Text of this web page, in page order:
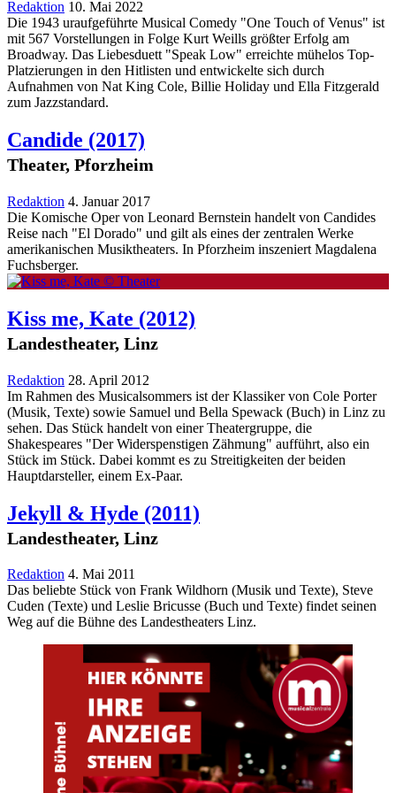
Redaktion 10. Mai 2022
Die 1943 uraufgeführte Musical Comedy "One Touch of Venus" ist
mit 567 Vorstellungen in Folge Kurt Weills größter Erfolg am
Broadway. Das Liebesduett "Speak Low" erreichte mühelos Top-
Platzierungen in den Hitlisten und entwickelte sich durch
Aufnahmen von Nat King Cole, Billie Holiday und Ella Fitzgerald
zum Jazzstandard.
Candide (2017)
Theater, Pforzheim
Redaktion 4. Januar 2017
Die Komische Oper von Leonard Bernstein handelt von Candides
Reise nach "El Dorado" und gilt als eines der zentralen Werke
amerikanischen Musiktheaters. In Pforzheim inszeniert Magdalena
Fuchsberger.
Kiss me, Kate (2012)
Landestheater, Linz
Redaktion 28. April 2012
Im Rahmen des Musicalsommers ist der Klassiker von Cole Porter
(Musik, Texte) sowie Samuel und Bella Spewack (Buch) in Linz zu
sehen. Das Stück handelt von einer Theatergruppe, die
Shakespeares "Der Widerspenstigen Zähmung" aufführt, also ein
Stück im Stück. Dabei kommt es zu Streitigkeiten der beiden
Hauptdarsteller, einem Ex-Paar.
Jekyll & Hyde (2011)
Landestheater, Linz
Redaktion 4. Mai 2011
Das beliebte Stück von Frank Wildhorn (Musik und Texte), Steve
Cuden (Texte) und Leslie Bricusse (Buch und Texte) findet seinen
Weg auf die Bühne des Landestheaters Linz.